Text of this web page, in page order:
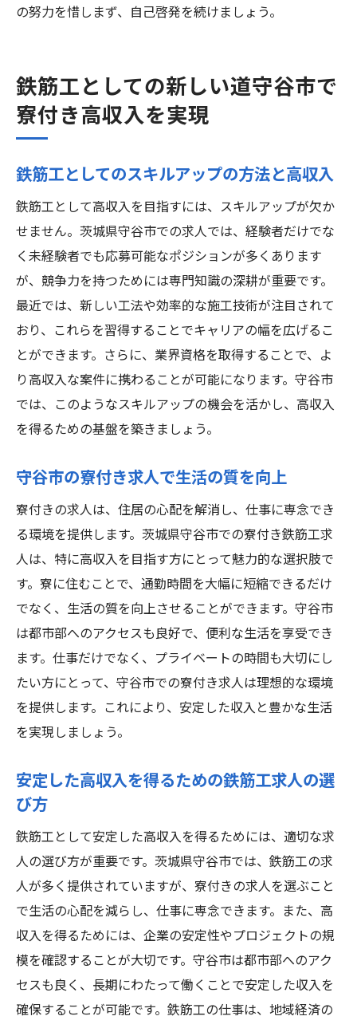
の努力を惜しまず、自己啓発を続けましょう。
鉄筋工としての新しい道守谷市で
寮付き高収入を実現
鉄筋工としてのスキルアップの方法と高収入
鉄筋工として高収入を目指すには、スキルアップが欠か
せません。茨城県守谷市での求人では、経験者だけでな
く未経験者でも応募可能なポジションが多くあります
が、競争力を持つためには専門知識の深耕が重要です。
最近では、新しい工法や効率的な施工技術が注目されて
おり、これらを習得することでキャリアの幅を広げるこ
とができます。さらに、業界資格を取得することで、よ
り高収入な案件に携わることが可能になります。守谷市
では、このようなスキルアップの機会を活かし、高収入
を得るための基盤を築きましょう。
守谷市の寮付き求人で生活の質を向上
寮付きの求人は、住居の心配を解消し、仕事に専念でき
る環境を提供します。茨城県守谷市での寮付き鉄筋工求
人は、特に高収入を目指す方にとって魅力的な選択肢で
す。寮に住むことで、通勤時間を大幅に短縮できるだけ
でなく、生活の質を向上させることができます。守谷市
は都市部へのアクセスも良好で、便利な生活を享受でき
ます。仕事だけでなく、プライベートの時間も大切にし
たい方にとって、守谷市での寮付き求人は理想的な環境
を提供します。これにより、安定した収入と豊かな生活
を実現しましょう。
安定した高収入を得るための鉄筋工求人の選
び方
鉄筋工として安定した高収入を得るためには、適切な求
人の選び方が重要です。茨城県守谷市では、鉄筋工の求
人が多く提供されていますが、寮付きの求人を選ぶこと
で生活の心配を減らし、仕事に専念できます。また、高
収入を得るためには、企業の安定性やプロジェクトの規
模を確認することが大切です。守谷市は都市部へのアク
セスも良く、長期にわたって働くことで安定した収入を
確保することが可能です。鉄筋工の仕事は、地域経済の